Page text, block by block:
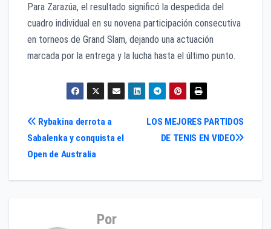
Para Zarazúa, el resultado significó la despedida del
cuadro individual en su novena participación consecutiva
en torneos de Grand Slam, dejando una actuación
marcada por la entrega y la lucha hasta el último punto.
Navegación
de
entradas
LOS MEJORES PARTIDOS
DE TENIS EN VIDEO
Rybakina derrota a
Sabalenka y conquista el
Open de Australia
Por